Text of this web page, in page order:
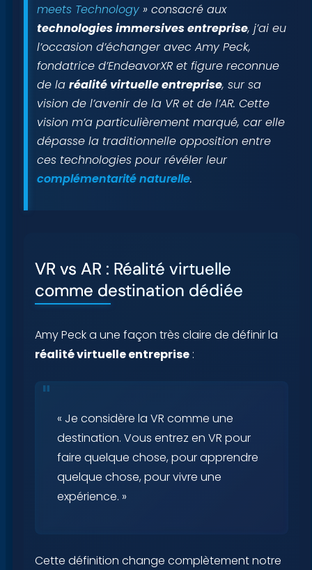
meets Technology » consacré aux
technologies immersives entreprise, j’ai eu
l’occasion d’échanger avec Amy Peck,
fondatrice d’EndeavorXR et figure reconnue
de la réalité virtuelle entreprise, sur sa
vision de l’avenir de la VR et de l’AR. Cette
vision m’a particulièrement marqué, car elle
dépasse la traditionnelle opposition entre
ces technologies pour révéler leur
complémentarité naturelle.
VR vs AR : Réalité virtuelle
comme destination dédiée
Amy Peck a une façon très claire de définir la
réalité virtuelle entreprise :
« Je considère la VR comme une
destination. Vous entrez en VR pour
faire quelque chose, pour apprendre
quelque chose, pour vivre une
expérience. »
Cette définition change complètement notre